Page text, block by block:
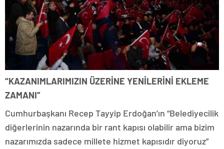
“KAZANIMLARIMIZIN ÜZERİNE YENİLERİNİ EKLEME
ZAMANI”
Cumhurbaşkanı Recep Tayyip Erdoğan’ın “Belediyecilik
diğerlerinin nazarında bir rant kapısı olabilir ama bizim
nazarımızda sadece millete hizmet kapısıdır diyoruz”